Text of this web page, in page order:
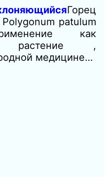
Горец
patulum
как
растение ,
медицине…